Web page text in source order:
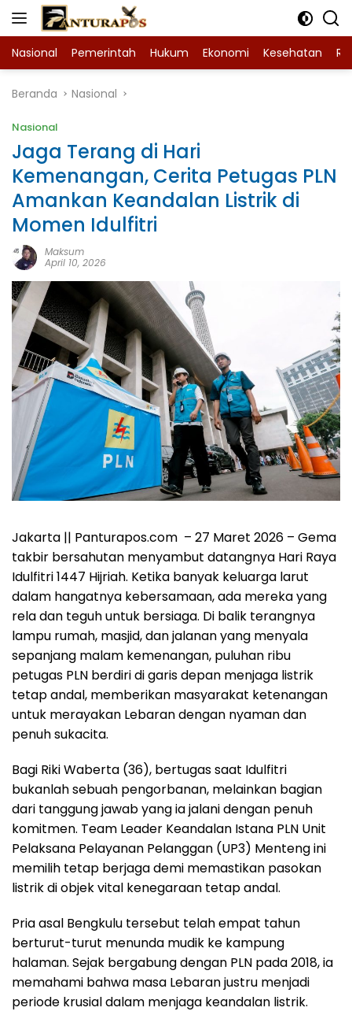
Langsung
Nasional Pemerintah Hukum Ekonomi Kesehatan
Beranda Nasional
Nasional
Jaga Terang di Hari
Kemenangan, Cerita Petugas PLN
Amankan Keandalan Listrik di
Momen Idulfitri
Maksum
April 10, 2026
Jakarta || Panturapos.com – 27 Maret 2026 – Gema
takbir bersahutan menyambut datangnya Hari Raya
Idulfitri 1447 Hijriah. Ketika banyak keluarga larut
dalam hangatnya kebersamaan, ada mereka yang
rela dan teguh untuk bersiaga. Di balik terangnya
lampu rumah, masjid, dan jalanan yang menyala
sepanjang malam kemenangan, puluhan ribu
petugas PLN berdiri di garis depan menjaga listrik
tetap andal, memberikan masyarakat ketenangan
untuk merayakan Lebaran dengan nyaman dan
penuh sukacita.
Bagi Riki Waberta (36), bertugas saat Idulfitri
bukanlah sebuah pengorbanan, melainkan bagian
dari tanggung jawab yang ia jalani dengan penuh
komitmen. Team Leader Keandalan Istana PLN Unit
Pelaksana Pelayanan Pelanggan (UP3) Menteng ini
memilih tetap berjaga demi memastikan pasokan
listrik di objek vital kenegaraan tetap andal.
Pria asal Bengkulu tersebut telah empat tahun
berturut-turut menunda mudik ke kampung
halaman. Sejak bergabung dengan PLN pada 2018, ia
memahami bahwa masa Lebaran justru menjadi
periode krusial dalam menjaga keandalan listrik.